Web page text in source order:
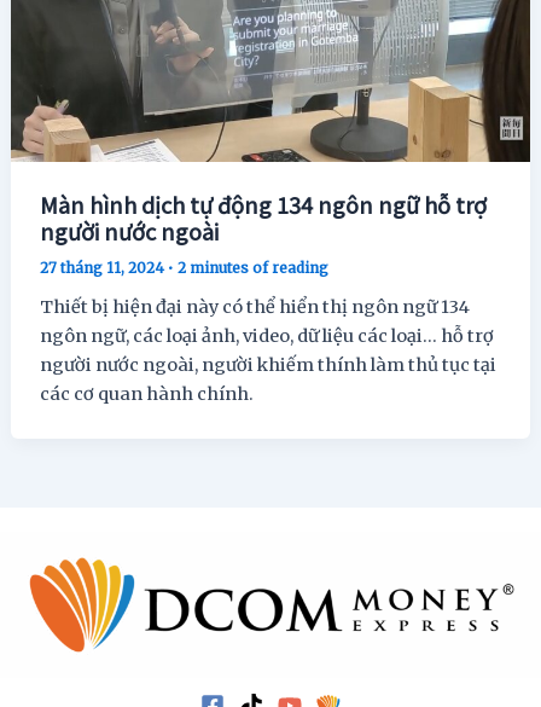
Màn hình dịch tự động 134 ngôn ngữ hỗ trợ
người nước ngoài
27 tháng 11, 2024 •2 minutes of reading
Thiết bị hiện đại này có thể hiển thị ngôn ngữ 134
ngôn ngữ, các loại ảnh, video, dữ liệu các loại… hỗ trợ
người nước ngoài, người khiếm thính làm thủ tục tại
các cơ quan hành chính.